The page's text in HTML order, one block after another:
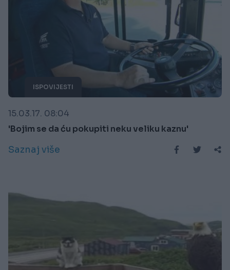
ISPOVIJESTI
15.03.17. 08:04
'Bojim se da ću pokupiti neku veliku kaznu'
Saznaj više